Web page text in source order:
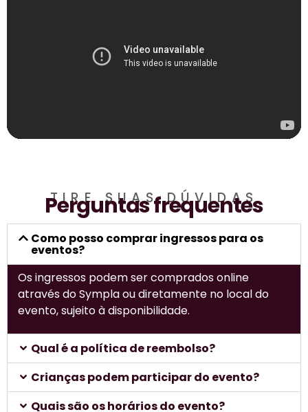
TIRE SUAS DÚVIDAS
Perguntas frequentes
Como posso comprar ingressos para os
eventos?
Os ingressos podem ser comprados online
através do Sympla ou diretamente no local do
evento, sujeito à disponibilidade.
Qual é a política de reembolso?
Crianças podem participar do evento?
Quais são os horários do evento?